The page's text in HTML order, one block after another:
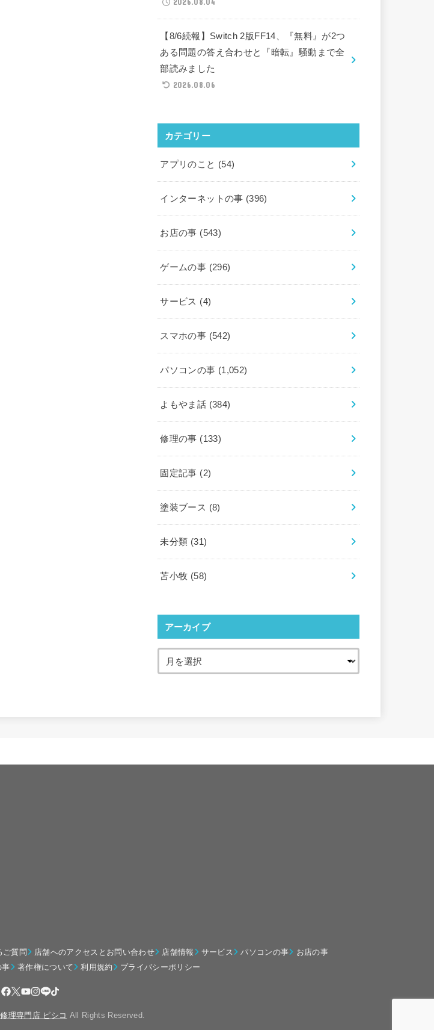
【8/6続報】Switch 2版FF14、『無料』が2つ
ある問題の答え合わせと『暗転』騒動まで全
部読みました
2026.08.06
カテゴリー
アプリのこと (54)
インターネットの事 (396)
お店の事 (543)
ゲームの事 (296)
サービス (4)
スマホの事 (542)
パソコンの事 (1,052)
よもやま話 (384)
修理の事 (133)
固定記事 (2)
塗装ブース (8)
未分類 (31)
苫小牧 (58)
アーカイブ
ご質問 店舗へのアクセスとお問い合わせ 店舗情報 サービス パソコンの事
お店の事
事 著作権について 利用規約 プライバシーポリシー
理専門店 ピシコ All Rights Reserved.